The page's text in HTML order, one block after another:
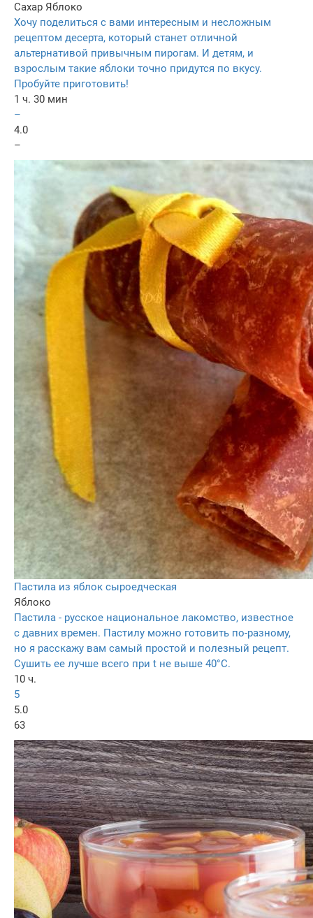
Сахар Яблоко
Хочу поделиться с вами интересным и несложным
рецептом десерта, который станет отличной
альтернативой привычным пирогам. И детям, и
взрослым такие яблоки точно придутся по вкусу.
Пробуйте приготовить!
1 ч. 30 мин
–
4.0
–
Пастила из яблок сыроедческая
Яблоко
Пастила - русское национальное лакомство, известное
с давних времен. Пастилу можно готовить по-разному,
но я расскажу вам самый простой и полезный рецепт.
Сушить ее лучше всего при t не выше 40°С.
10 ч.
5
5.0
63